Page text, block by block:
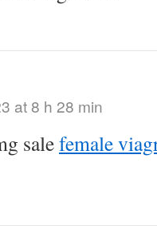
at 8 h 28 min
salefemale